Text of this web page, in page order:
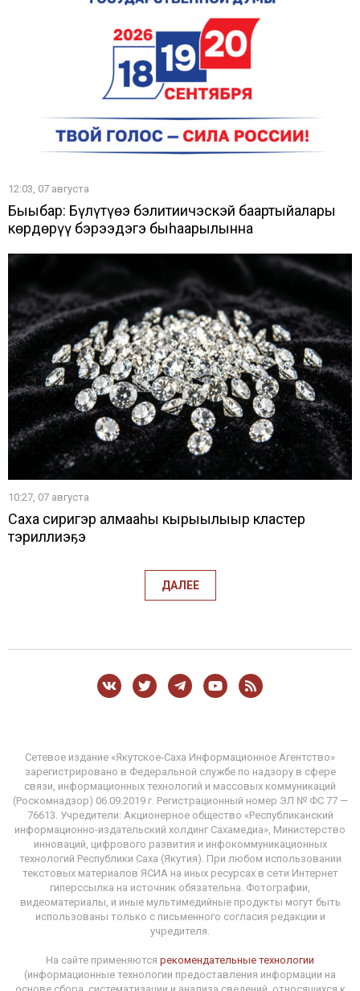
12:03, 07 августа
Быыбар: Бүлүтүөҥҥэ бэлитиичэскэй баартыйалары
көрдөрүү бэрээдэгэ быһаарылынна
10:27, 07 августа
Саха сиригэр алмааһы кырыылыыр кластер
тэриллиэҕэ
ДАЛЕЕ
Сетевое издание «Якутское-Саха Информационное Агентство»
зарегистрировано в Федеральной службе по надзору в сфере
связи, информационных технологий и массовых коммуникаций
(Роскомнадзор) 06.09.2019 г. Регистрационный номер ЭЛ № ФС 77 —
76613. Учредители: Акционерное общество «Республиканский
информационно-издательский холдинг Сахамедиа», Министерство
инноваций, цифрового развития и инфокоммуникационных
технологий Республики Саха (Якутия). При любом использовании
текстовых материалов ЯСИА на иных ресурсах в сети Интернет
гиперссылка на источник обязательна. Фотографии,
видеоматериалы, и иные мультимедийные продукты могут быть
использованы только с письменного согласия редакции и
учредителя.
На сайте применяются рекомендательные технологии
(информационные технологии предоставления информации на